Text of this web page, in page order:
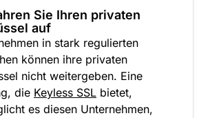
Sie Ihren privaten
auf
in stark regulierten
können ihre privaten
nicht weitergeben. Eine
die Keyless SSL bietet,
es diesen Unternehmen,